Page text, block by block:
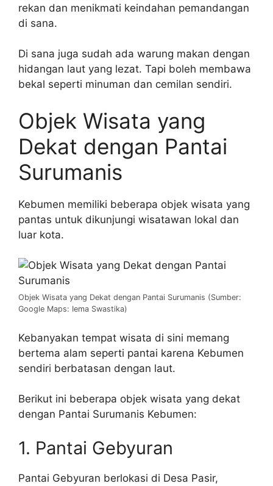
rekan dan menikmati keindahan pemandangan
di sana.
Di sana juga sudah ada warung makan dengan
hidangan laut yang lezat. Tapi boleh membawa
bekal seperti minuman dan cemilan sendiri.
Objek Wisata yang
Dekat dengan Pantai
Surumanis
Kebumen memiliki beberapa objek wisata yang
pantas untuk dikunjungi wisatawan lokal dan
luar kota.
Objek Wisata yang Dekat dengan Pantai Surumanis (Sumber:
Google Maps: Iema Swastika)
Kebanyakan tempat wisata di sini memang
bertema alam seperti pantai karena Kebumen
sendiri berbatasan dengan laut.
Berikut ini beberapa objek wisata yang dekat
dengan Pantai Surumanis Kebumen:
1. Pantai Gebyuran
Pantai Gebyuran berlokasi di Desa Pasir,